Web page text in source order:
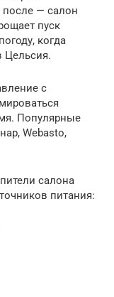
после — салон
пуск
когда
Цельсия.
с
Популярные
Webasto,
салона
питания: